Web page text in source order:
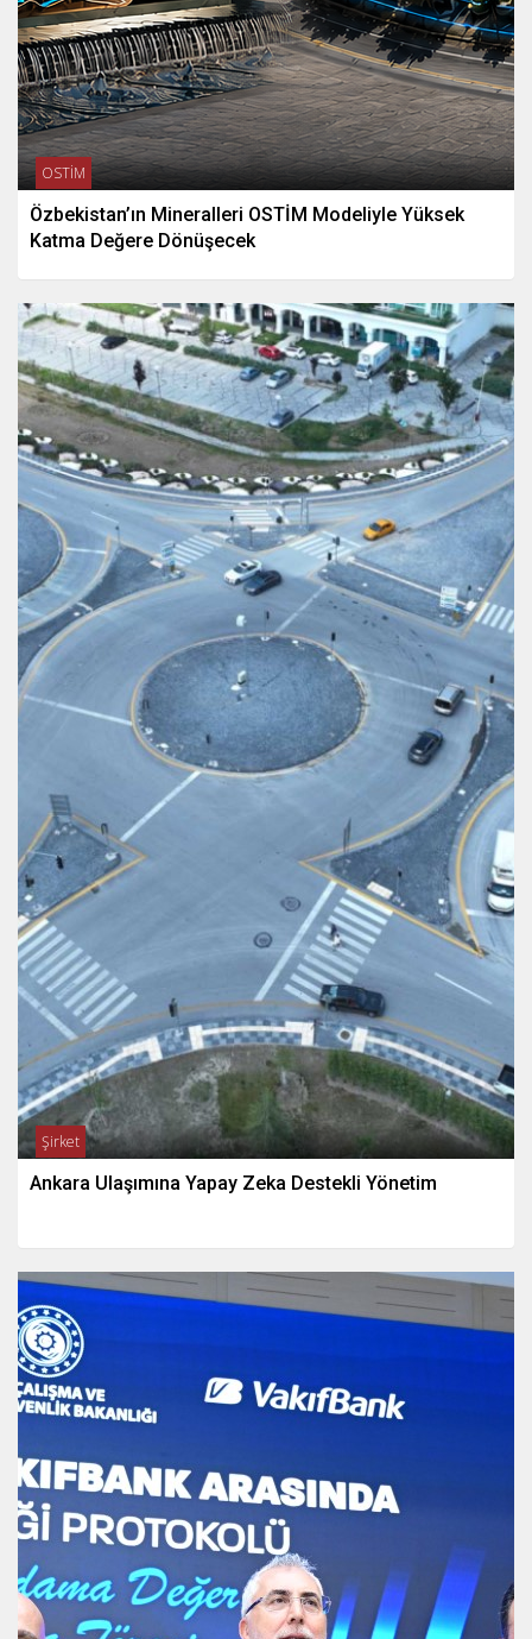
OSTİM
Özbekistan’ın Mineralleri OSTİM Modeliyle Yüksek
Katma Değere Dönüşecek
Şirket
Ankara Ulaşımına Yapay Zeka Destekli Yönetim